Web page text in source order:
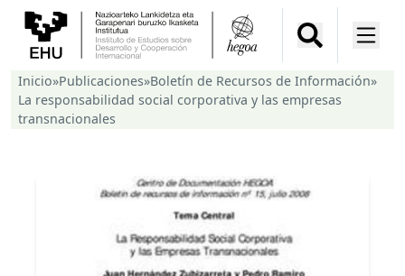
Inicio»Publicaciones»Boletín de Recursos de Información»
La responsabilidad social corporativa y las empresas
transnacionales